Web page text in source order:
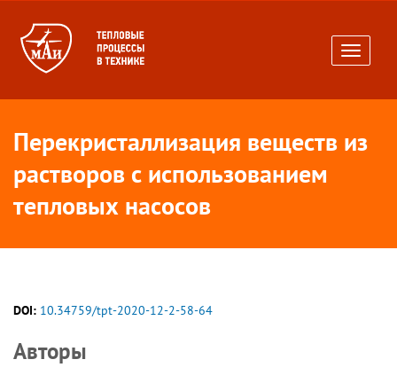
Toggle
Перекристаллизация веществ из
растворов с использованием
тепловых насосов
DOI: 10.34759/tpt-2020-12-2-58-64
Авторы